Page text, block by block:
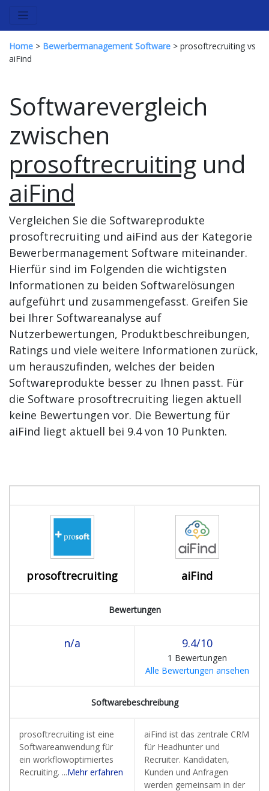
Home > Bewerbermanagement Software > prosoftrecruiting vs
aiFind
Softwarevergleich
zwischen
prosoftrecruiting und
aiFind
Vergleichen Sie die Softwareprodukte
prosoftrecruiting und aiFind aus der Kategorie
Bewerbermanagement Software miteinander.
Hierfür sind im Folgenden die wichtigsten
Informationen zu beiden Softwarelösungen
aufgeführt und zusammengefasst. Greifen Sie
bei Ihrer Softwareanalyse auf
Nutzerbewertungen, Produktbeschreibungen,
Ratings und viele weitere Informationen zurück,
um herauszufinden, welches der beiden
Softwareprodukte besser zu Ihnen passt. Für
die Software prosoftrecruiting liegen aktuell
keine Bewertungen vor. Die Bewertung für
aiFind liegt aktuell bei 9.4 von 10 Punkten.
prosoftrecruiting aiFind
Bewertungen
n/a 9.4/10
1 Bewertungen
Alle Bewertungen ansehen
Softwarebeschreibung
prosoftrecruiting ist eine
Softwareanwendung für
ein workflowoptimiertes
Recruiting. ...Mehr erfahren
aiFind ist das zentrale CRM
für Headhunter und
Recruiter. Kandidaten,
Kunden und Anfragen
werden gemeinsam in der